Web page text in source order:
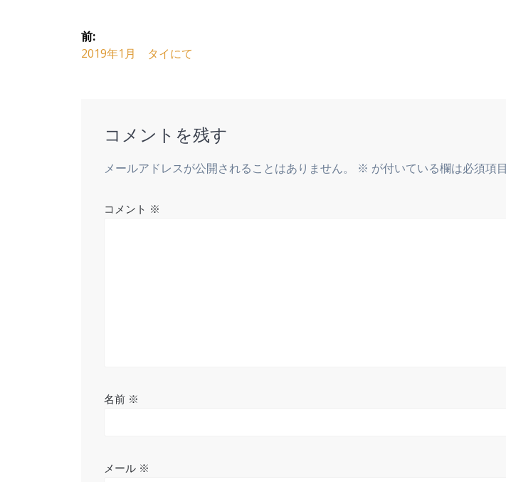
o a
投
稿
前:
前
2019年1月 タイにて
コメントを残す
メールアドレスが公開されることはありません。 ※ が付いている欄は必須項
コメント ※
名前 ※
メール ※